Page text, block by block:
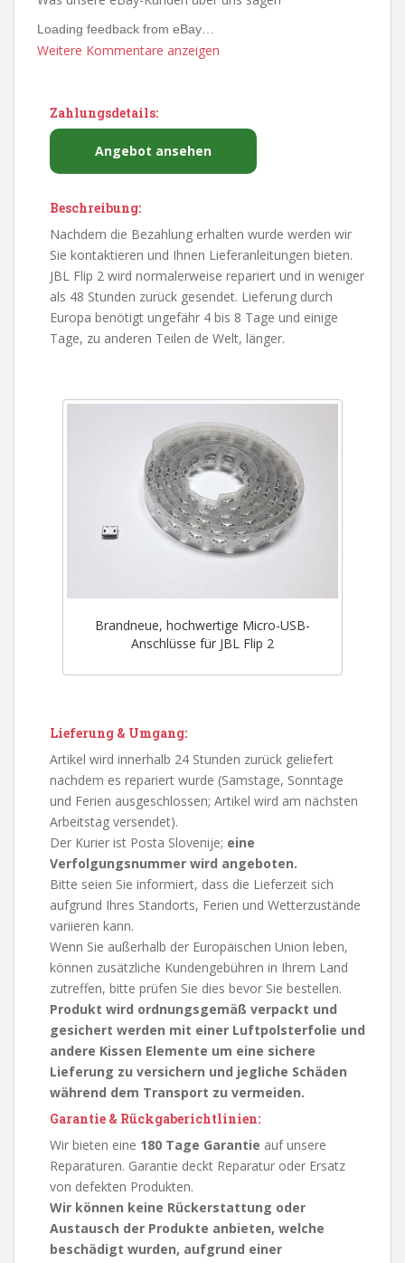
Loading feedback from eBay…
Weitere Kommentare anzeigen
Zahlungsdetails:
Angebot ansehen
Beschreibung:
Nachdem die Bezahlung erhalten wurde werden wir
Sie kontaktieren und Ihnen Lieferanleitungen bieten.
JBL Flip 2 wird normalerweise repariert und in weniger
als 48 Stunden zurück gesendet. Lieferung durch
Europa benötigt ungefähr 4 bis 8 Tage und einige
Tage, zu anderen Teilen de Welt, länger.
Brandneue, hochwertige Micro-USB-
Anschlüsse für JBL Flip 2
Lieferung & Umgang:
Artikel wird innerhalb 24 Stunden zurück geliefert
nachdem es repariert wurde (Samstage, Sonntage
und Ferien ausgeschlossen; Artikel wird am nächsten
Arbeitstag versendet).
Der Kurier ist Posta Slovenije; eine
Verfolgungsnummer wird angeboten.
Bitte seien Sie informiert, dass die Lieferzeit sich
aufgrund Ihres Standorts, Ferien und Wetterzustände
variieren kann.
Wenn Sie außerhalb der Europäischen Union leben,
können zusätzliche Kundengebühren in Ihrem Land
zutreffen, bitte prüfen Sie dies bevor Sie bestellen.
Produkt wird ordnungsgemäß verpackt und
gesichert werden mit einer Luftpolsterfolie und
andere Kissen Elemente um eine sichere
Lieferung zu versichern und jegliche Schäden
während dem Transport zu vermeiden.
Garantie & Rückgaberichtlinien:
Wir bieten eine 180 Tage Garantie auf unsere
Reparaturen. Garantie deckt Reparatur oder Ersatz
von defekten Produkten.
Wir können keine Rückerstattung oder
Austausch der Produkte anbieten, welche
beschädigt wurden, aufgrund einer